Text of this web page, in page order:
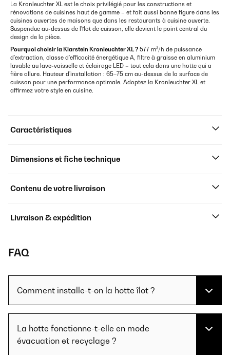
La Kronleuchter XL est le choix privilégié pour les constructions et
rénovations de cuisines haut de gamme – et fait aussi bonne figure dans les
cuisines ouvertes de maisons que dans les restaurants à cuisine ouverte.
Suspendue au-dessus de l’îlot de cuisson, elle devient le point central du
design de la pièce.
Pourquoi choisir la Klarstein Kronleuchter XL ? 577 m³/h de puissance
d’extraction, classe d’efficacité énergétique A, filtre à graisse en aluminium
lavable au lave-vaisselle et éclairage LED – tout cela dans une hotte qui a
fière allure. Hauteur d’installation : 65–75 cm au-dessus de la surface de
cuisson pour une performance optimale. Adoptez la Kronleuchter XL et
affirmez votre style en cuisine.
Caractéristiques
Dimensions et fiche technique
Contenu de votre livraison
Livraison & expédition
FAQ
Comment installe-t-on la hotte îlot ?
La hotte fonctionne-t-elle en mode
évacuation et recyclage ?